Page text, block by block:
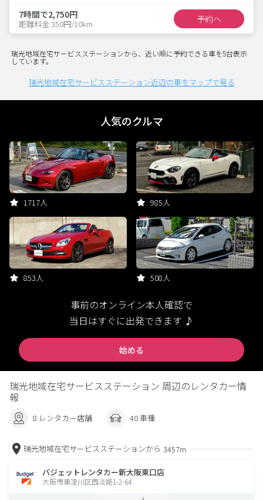
7時間で2,750円
距離料金 350円/10km 予約へ
瑞光地域在宅サービスステーションから、近い順に予約できる車を5台表示
しています。
瑞光地域在宅サービスステーション近辺の車をマップで見る
人気のクルマ
1717人 985人
853人 508人
事前のオンライン本人確認で
当日はすぐに出発できます ♪
始める
瑞光地域在宅サービスステーション 周辺のレンタカー情
報
8 レンタカー店舗 40 車種
瑞光地域在宅サービスステーションから 3457m
バジェットレンタカー新大阪東口店
大阪市東淀川区西淡路1-2-64